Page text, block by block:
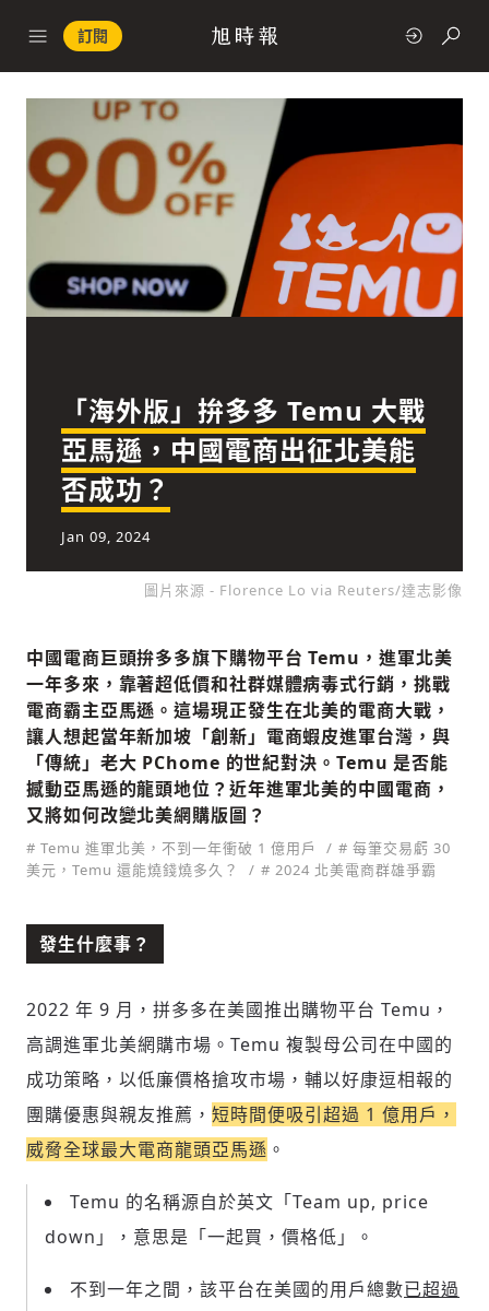
訂閱
快速連結
政治
經濟
科技
社會
人文
登入或註冊
輸入 Email 驗證碼
請輸入發送到 的驗證碼
(十分鐘內有效)
「海外版」拚多多 Temu 大戰
亞馬遜，中國電商出征北美能
否成功？
Jan 09, 2024
圖片來源 - Florence Lo via Reuters/達志影像
將此文章當作禮物
近期曾送禮給下列會員
將此文章當作禮物
將此文章以禮物的形式送給朋友嗎
中國電商巨頭拚多多旗下購物平台 Temu，進軍北美
一年多來，靠著超低價和社群媒體病毒式行銷，挑戰
電商霸主亞馬遜。這場現正發生在北美的電商大戰，
讓人想起當年新加坡「創新」電商蝦皮進軍台灣，與
「傳統」老大 PChome 的世紀對決。Temu 是否能
撼動亞馬遜的龍頭地位？近年進軍北美的中國電商，
又將如何改變北美網購版圖？
# Temu 進軍北美，不到一年衝破 1 億用戶
# 每筆交易虧 30
美元，Temu 還能燒錢燒多久？
# 2024 北美電商群雄爭霸
發生什麼事？
2022 年 9 月，拼多多在美國推出購物平台 Temu，
高調進軍北美網購市場。Temu 複製母公司在中國的
成功策略，以低廉價格搶攻市場，輔以好康逗相報的
團購優惠與親友推薦， 短時間便吸引超過 1 億用戶，
威脅全球最大電商龍頭亞馬遜 。
Temu 的名稱源自於英文「Team up, price
down」，意思是「一起買，價格低」。
不到一年之間，該平台在美國的用戶總數已超過
邀請會員
分享
新增回應
運用段落闡述想法：表達觀點清楚結構，讓
多元領域交流更有脈絡化
討論聚焦議題本身：尊重不同角度的內容、
觀點，以及言論
避免不理性的用詞：不因個人主觀感受不
同，而使用情緒性攻擊字眼
禁止歧視性的言論：不對他人種族、宗教、
性別等身份，發表歧視言論
反對任何型式騷擾：杜絕包含但不限於恐
選擇留言文字給平台的使用範疇（皆註記
35元/週解鎖付費會員專屬內容
✓ 全站深度分析報導文章
✓ 會員專屬 8 折活動報名優惠